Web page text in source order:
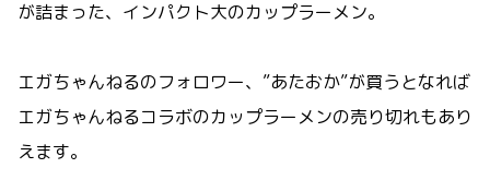
が詰まった、インパクト大のカップラーメン。
エガちゃんねるのフォロワー、”あたおか”が買うとなれば
エガちゃんねるコラボのカップラーメンの売り切れもあり
えます。